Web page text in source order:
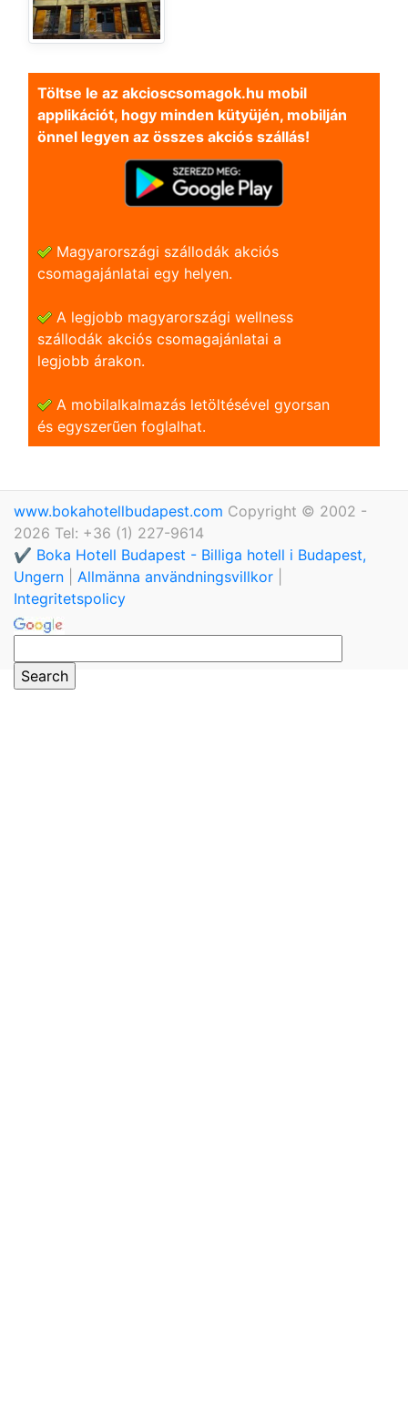
Töltse le az akcioscsomagok.hu mobil
applikációt, hogy minden kütyüjén, mobilján
önnel legyen az összes akciós szállás!
Magyarországi szállodák akciós
csomagajánlatai egy helyen.
A legjobb magyarországi wellness
szállodák akciós csomagajánlatai a
legjobb árakon.
A mobilalkalmazás letöltésével gyorsan
és egyszerũen foglalhat.
www.bokahotellbudapest.com Copyright © 2002 -
2026 Tel: +36 (1) 227-9614
✔️ Boka Hotell Budapest - Billiga hotell i Budapest,
Ungern
Allmänna användningsvillkor
Integritetspolicy